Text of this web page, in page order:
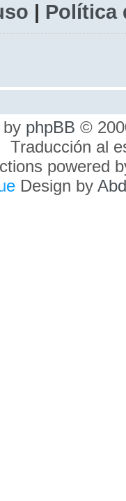
| Política
by phpBB ©
Traducción al
powered
eDesign by